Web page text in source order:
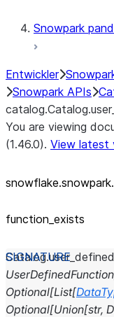
Snowpark
Entwickler
Snowpark APIs
You are viewing
(1.46.0). View latest
function_ exists
Catalog.
UserDefinedFunction
Optional[List[
Optional[Union[str,